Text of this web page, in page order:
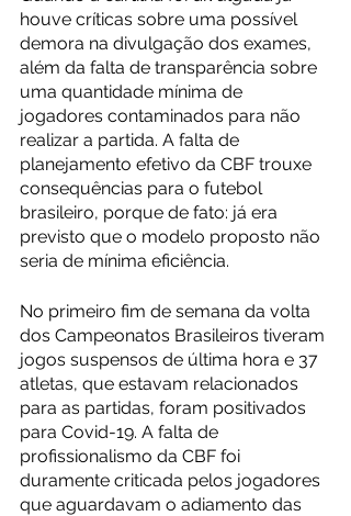
houve críticas sobre uma possível
demora na divulgação dos exames,
além da falta de transparência sobre
uma quantidade mínima de
jogadores contaminados para não
realizar a partida. A falta de
planejamento efetivo da CBF trouxe
consequências para o futebol
brasileiro, porque de fato: já era
previsto que o modelo proposto não
seria de mínima eficiência.
No primeiro fim de semana da volta
dos Campeonatos Brasileiros tiveram
jogos suspensos de última hora e 37
atletas, que estavam relacionados
para as partidas, foram positivados
para Covid-19. A falta de
profissionalismo da CBF foi
duramente criticada pelos jogadores
que aguardavam o adiamento das